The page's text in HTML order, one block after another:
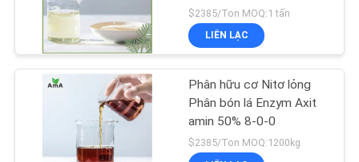
MẬTAxit amin 80%
hữu cơ
$2385/Ton MOQ:1 tấn
LIÊN LẠC
Phân hữu cơ Nitơ lỏng
Phân bón lá Enzym Axit
amin 50% 8-0-0
$2385/Ton MOQ:1200kg